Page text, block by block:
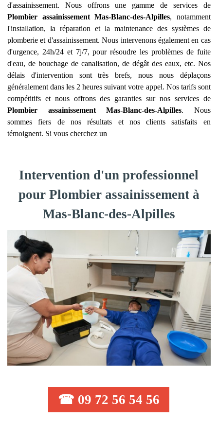
d'assainissement. Nous offrons une gamme de services de
Plombier assainissement Mas-Blanc-des-Alpilles, notamment
l'installation, la réparation et la maintenance des systèmes de
plomberie et d'assainissement. Nous intervenons également en cas
d'urgence, 24h/24 et 7j/7, pour résoudre les problèmes de fuite
d'eau, de bouchage de canalisation, de dégât des eaux, etc. Nos
délais d'intervention sont très brefs, nous nous déplaçons
généralement dans les 2 heures suivant votre appel. Nos tarifs sont
compétitifs et nous offrons des garanties sur nos services de
Plombier assainissement
Mas-Blanc-des-Alpilles. Nous
sommes fiers de nos résultats et nos clients satisfaits en
témoignent. Si vous cherchez un
Intervention d'un professionnel
pour Plombier assainissement à
Mas-Blanc-des-Alpilles
☎ 09 72 56 54 56